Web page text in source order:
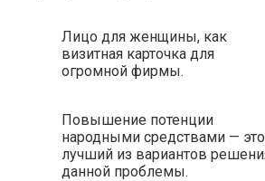
Лицо для женщины, как
визитная карточка для
огромной фирмы.
Повышение потенции
народными средствами — это
лучший из вариантов
данной проблемы.